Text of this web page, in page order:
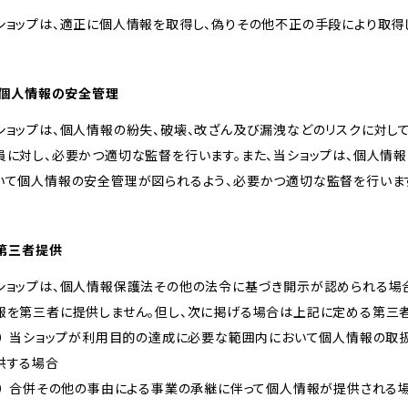
ョップは、適正に個人情報を取得し、偽りその他不正の手段により取得
人情報の安全管理
ョップは、個人情報の紛失、破壊、改ざん及び漏洩などのリスクに対
に対し、必要かつ適切な監督を行います。また、当ショップは、個人
て個人情報の安全管理が図られるよう、必要かつ適切な監督を行いま
三者提供
ョップは、個人情報保護法その他の法令に基づき開示が認められる場
を第三者に提供しません。但し、次に掲げる場合は上記に定める第三
） 当ショップが利用目的の達成に必要な範囲内において個人情報の
する場合
） 合併その他の事由による事業の承継に伴って個人情報が提供される